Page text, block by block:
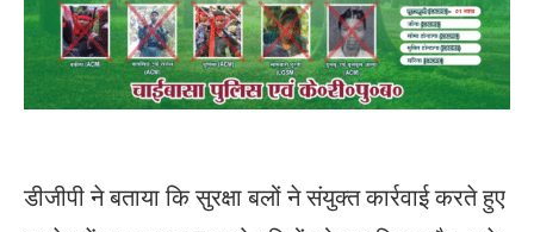
डीजीपी ने बताया कि सुरक्षा बलों ने संयुक्त कार्रवाई करते हुए